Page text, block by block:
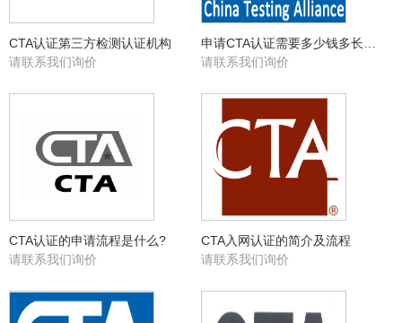
CTA认证第三方检测认证机构
请联系我们询价
请联系我们询价
CTA认证的申请流程是什么?
请联系我们询价
CTA入网认证的简介及流程
请联系我们询价